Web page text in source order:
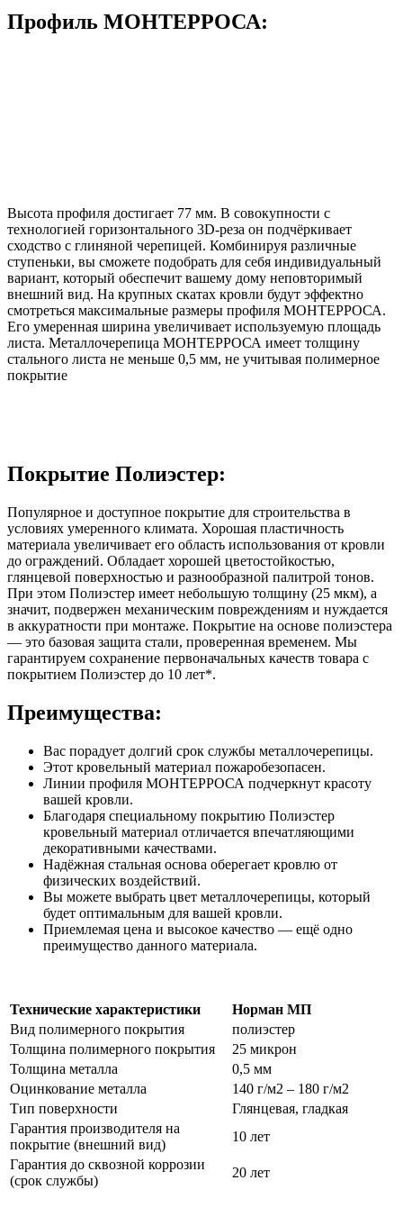
Профиль МОНТЕРРОСА:
Высота профиля достигает 77 мм. В совокупности с
технологией горизонтального 3D-реза он подчёркивает
сходство с глиняной черепицей. Комбинируя различные
ступеньки, вы сможете подобрать для себя индивидуальный
вариант, который обеспечит вашему дому неповторимый
внешний вид. На крупных скатах кровли будут эффектно
смотреться максимальные размеры профиля МОНТЕРРОСА.
Его умеренная ширина увеличивает используемую площадь
листа. Металлочерепица МОНТЕРРОСА имеет толщину
стального листа не меньше 0,5 мм, не учитывая полимерное
покрытие
Покрытие Полиэстер:
Популярное и доступное покрытие для строительства в
условиях умеренного климата. Хорошая пластичность
материала увеличивает его область использования от кровли
до ограждений. Обладает хорошей цветостойкостью,
глянцевой поверхностью и разнообразной палитрой тонов.
При этом Полиэстер имеет небольшую толщину (25 мкм), а
значит, подвержен механическим повреждениям и нуждается
в аккуратности при монтаже. Покрытие на основе полиэстера
— это базовая защита стали, проверенная временем. Мы
гарантируем сохранение первоначальных качеств товара с
покрытием Полиэстер до 10 лет*.
Преимущества:
Вас порадует долгий срок службы металлочерепицы.
Этот кровельный материал пожаробезопасен.
Линии профиля МОНТЕРРОСА подчеркнут красоту
вашей кровли.
Благодаря специальному покрытию Полиэстер
кровельный материал отличается впечатляющими
декоративными качествами.
Надёжная стальная основа оберегает кровлю от
физических воздействий.
Вы можете выбрать цвет металлочерепицы, который
будет оптимальным для вашей кровли.
Приемлемая цена и высокое качество — ещё одно
преимущество данного материала.
Технические характеристики
Норман МП
Вид полимерного покрытия
полиэстер
Толщина полимерного покрытия
25 микрон
Толщина металла
0,5 мм
Оцинкование металла
140 г/м2 – 180 г/м2
Тип поверхности
Глянцевая, гладкая
Гарантия производителя на
покрытие (внешний вид)
10 лет
Гарантия до сквозной коррозии
(срок службы)
20 лет